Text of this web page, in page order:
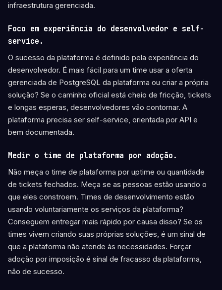
infraestrutura gerenciada.
Foco em experiência do desenvolvedor e self-
service.
O sucesso da plataforma é definido pela experiência do
desenvolvedor. É mais fácil para um time usar a oferta
gerenciada de PostgreSQL da plataforma ou criar a própria
solução? Se o caminho oficial está cheio de fricção, tickets
e longas esperas, desenvolvedores vão contornar. A
plataforma precisa ser self-service, orientada por API e
bem documentada.
Medir o time de plataforma por adoção.
Não meça o time de plataforma por uptime ou quantidade
de tickets fechados. Meça se as pessoas estão usando o
que eles constroem. Times de desenvolvimento estão
usando voluntariamente os serviços da plataforma?
Conseguem entregar mais rápido por causa disso? Se os
times vivem criando suas próprias soluções, é um sinal de
que a plataforma não atende às necessidades. Forçar
adoção por imposição é sinal de fracasso da plataforma,
não de sucesso.